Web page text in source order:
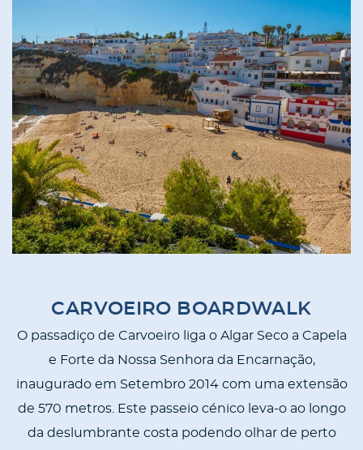
CARVOEIRO BOARDWALK
O passadiço de Carvoeiro liga o Algar Seco a Capela
e Forte da Nossa Senhora da Encarnação,
inaugurado em Setembro 2014 com uma extensão
de 570 metros. Este passeio cénico leva-o ao longo
da deslumbrante costa podendo olhar de perto